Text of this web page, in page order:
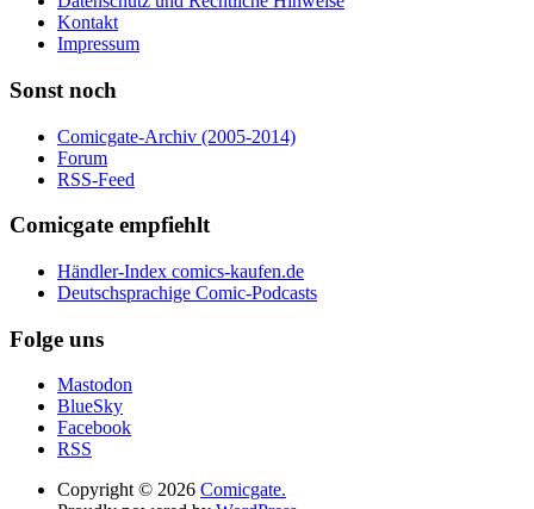
Kontakt
Impressum
Sonst noch
Comicgate-Archiv (2005-2014)
Forum
RSS-Feed
Comicgate empfiehlt
Händler-Index comics-kaufen.de
Deutschsprachige Comic-Podcasts
Folge uns
Mastodon
BlueSky
Facebook
RSS
Copyright © 2026 Comicgate.